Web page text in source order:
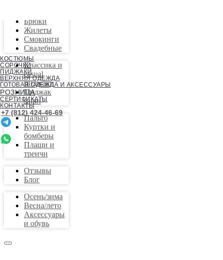
КОСТЮМЫ
СОРОЧКИ
ПИДЖАКИ
ВЕРХНЯЯ ОДЕЖДА
ГОТОВАЯ ОДЕЖДА И АКСЕССУАРЫ
РОЗНИЦА
СЕРТИФИКАТЫ
КОНТАКТЫ
+7 (812) 424-46-69
Брюки
Жилеты
Смокинги
Свадебные
Классика и
casual
пиджаки
Пиджак
safari
Пальто
Куртки и
бомберы
Плащи и
тренчи
Отзывы
Блог
Осень/зима
Весна/лето
Аксессуары
и обувь